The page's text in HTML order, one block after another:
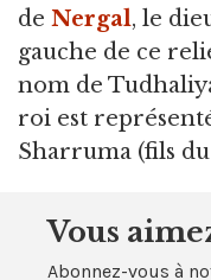
de Nergal, le
gauche de ce
nom de
roi est
Sharruma (fils
Vous
Abonnez-vous à